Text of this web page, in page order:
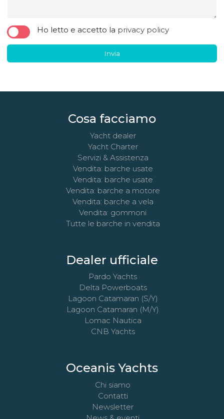
Ho letto e accetto la privacy policy
Invia
Cosa facciamo
Yacht dealer
Yacht Charter
Servizi & Assistenza
Vendita: barche usate
Vendita: barche usate
Vendita: barche a motore
Vendita: barche a vela
Vendita: gommoni
Tutte le barche in vendita
Dealer ufficiale
Pardo Yachts
Delta Powerboats
Lagoon Catamaran (S/Y)
Lagoon Catamaran (M/Y)
Lomac Nautica
CNB Yachts
Oceanis Yachts
Chi siamo
Contatti
Newsletter